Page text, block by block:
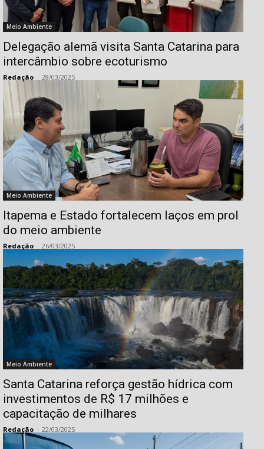
Meio Ambiente
Delegação alemã visita Santa Catarina para
intercâmbio sobre ecoturismo
Redação - 28/03/2025
Meio Ambiente
Itapema e Estado fortalecem laços em prol
do meio ambiente​
Redação - 26/03/2025
Meio Ambiente
Santa Catarina reforça gestão hídrica com
investimentos de R$ 17 milhões e
capacitação de milhares
Redação - 22/03/2025